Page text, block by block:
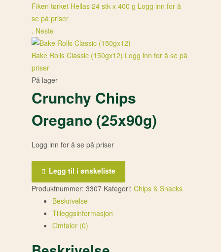
Fiken tørket Hellas 24 stk x 400 g Logg inn for å
se på priser
. Neste
Bake Rolls Classic (150gx12) Logg inn for å se på
priser
På lager
Crunchy Chips
Oregano (25x90g)
Logg inn for å se på priser
Legg til i ønskeliste
Produktnummer: 3307 Kategori: Chips & Snacks
Beskrivelse
Tilleggsinformasjon
Omtaler (0)